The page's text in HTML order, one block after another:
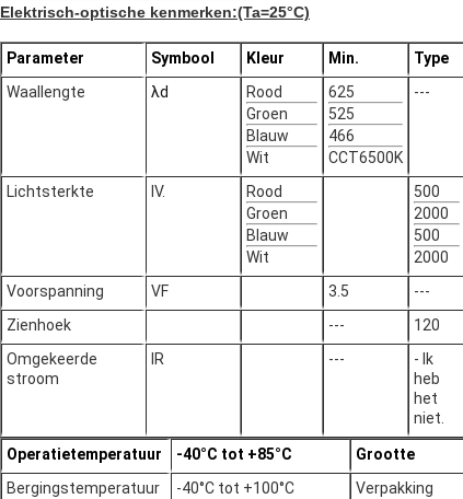
Elektrisch-optische kenmerken:(Ta=25°C)
Parameter Symbool Kleur Min. Type
Waallengte
λd
Rood
Groen
Blauw
Wit
625
525
466
CCT6500K
---
Lichtsterkte IV.
Rood
Groen
Blauw
Wit
500
2000
500
2000
Voorspanning VF 3.5 ---
Zienhoek
--- 120
Omgekeerde
stroom
IR ---
- Ik
heb
het
niet.
Operatietemperatuur -40°C tot +85°C Grootte
Bergingstemperatuur
-40°C tot +100°C Verpakking